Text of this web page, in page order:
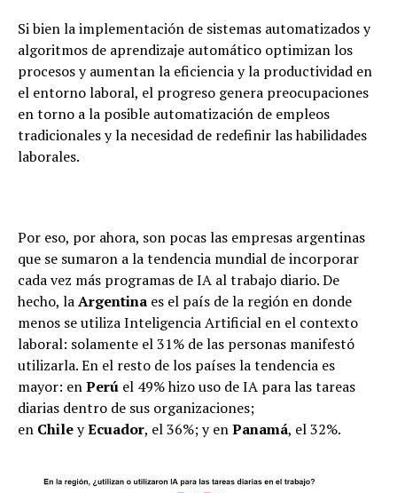
Si bien la implementación de sistemas automatizados y
algoritmos de aprendizaje automático optimizan los
procesos y aumentan la eficiencia y la productividad en
el entorno laboral, el progreso genera preocupaciones
en torno a la posible automatización de empleos
tradicionales y la necesidad de redefinir las habilidades
laborales.
Por eso, por ahora, son pocas las empresas argentinas
que se sumaron a la tendencia mundial de incorporar
cada vez más programas de IA al trabajo diario. De
hecho, laArgentina es el país de la región en donde
menos se utiliza Inteligencia Artificial en el contexto
laboral: solamente el 31% de las personas manifestó
utilizarla. En el resto de los países la tendencia es
mayor: enPerú el 49% hizo uso de IA para las tareas
diarias dentro de sus organizaciones;
en ChileyEcuador, el 36%; y enPanamá, el 32%.